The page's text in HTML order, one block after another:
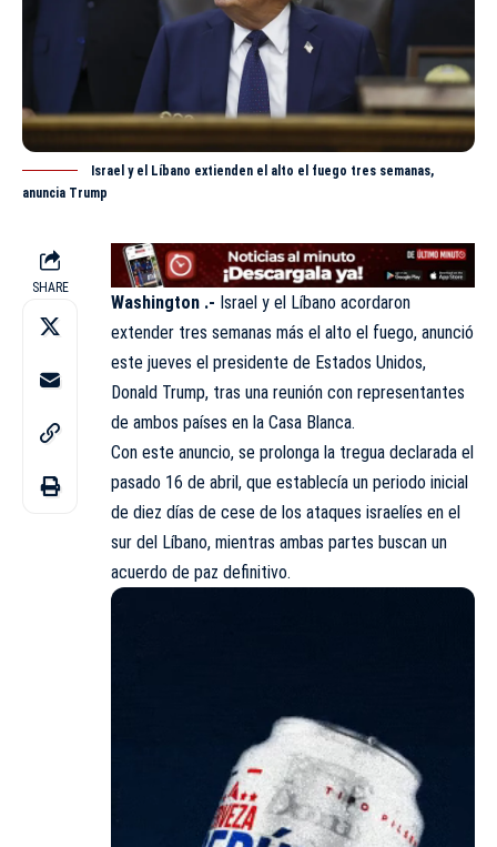
Israel y el Líbano extienden el alto el fuego tres semanas,
anuncia Trump
SHARE
Washington .- Israel y el Líbano acordaron
extender tres semanas más el alto el fuego, anunció
este jueves el presidente de Estados Unidos,
Donald Trump, tras una reunión con representantes
de ambos países en la Casa Blanca.
Con este anuncio, se prolonga la tregua declarada el
pasado 16 de abril, que establecía un periodo inicial
de diez días de cese de los ataques israelíes en el
sur del Líbano, mientras ambas partes buscan un
acuerdo de paz definitivo.